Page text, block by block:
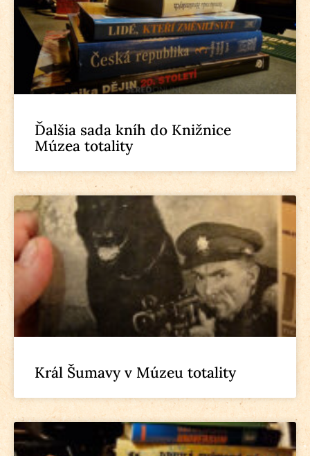
Ďalšia sada kníh do Knižnice
Múzea totality
Král Šumavy v Múzeu totality